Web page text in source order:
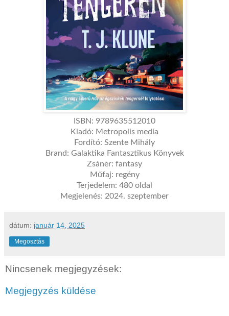
ISBN: 9789635512010
Kiadó: Metropolis media
Fordító: Szente Mihály
Brand: Galaktika Fantasztikus Könyvek
Zsáner: fantasy
Műfaj: regény
Terjedelem: 480 oldal
Megjelenés: 2024. szeptember
dátum: január 14, 2025
Megosztás
Nincsenek megjegyzések:
Megjegyzés küldése